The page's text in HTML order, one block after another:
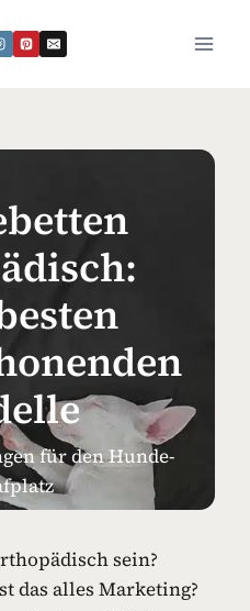
für den Hunde-
sein?
das alles Marketing?